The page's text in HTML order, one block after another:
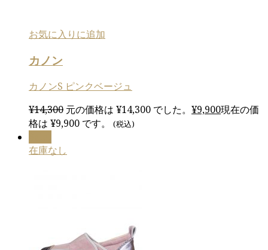
お気に入りに追加
カノン
カノンS ピンクベージュ
¥14,300 元の価格は ¥14,300 でした。 ¥9,900現在の価
格は ¥9,900 です。
(税込)
在庫なし